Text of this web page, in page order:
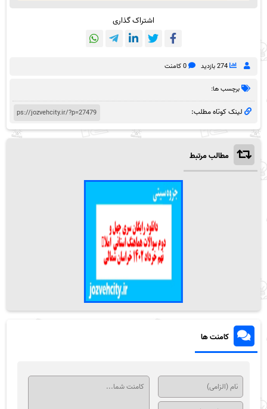
اشتراک گذاری
274 بازدید 0 کامنت
برچسب ها:
لینک کوتاه مطلب:
مطالب مرتبط
کامنت ها